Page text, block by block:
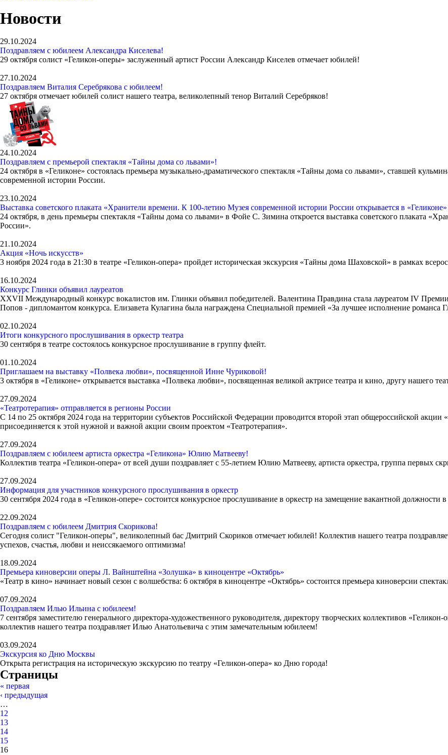
Новости
29.10.2024
Поздравляем с юбилеем Александра Киселева!
29 октября солист «Геликон-оперы» заслуженный артист России Александр Киселев отмечает юбилей!
27.10.2024
Поздравляем Виталия Серебрякова с юбилеем!
27 октября отмечает юбилей солист нашего театра, великолепный тенор Виталий Серебряков!
24.10.2024
Поздравляем с премьерой спектакля «Тайны дома со львами»!
24 октября в «Геликоне» состоялась премьера музыкально-драматического спектакля «Тайны дома со львами», ставшей
современной истории России.
23.10.2024
Выставка советского плаката «Хранители времени. К 100-летию Музея современной истории России открывается в «Геликоне»
24 октября, в день премьеры спектакля «Тайны дома со львами» в Фойе С. Зимина откроется выставка советского плаката
России».
21.10.2024
Акция «Ночь искусств»
3 ноября 2024 года в 21:30 в театре «Геликон-опера» пройдет историческая экскурсия «Тайны дома Шаховской» в рамках
16.10.2024
Конкурс Глинки объявил лауреатов
XXVII Международный конкурс вокалистов им. Глинки объявил победителей. Валентина Правдина стала лауреатом IV
Попов - дипломантом конкурса. Елизавета Кулагина была награждена Специальной премией «За лучшее исполнение романса
02.10.2024
Итоги конкурсного прослушивания в оркестр театра
30 сентября в театре состоялось конкурсное прослушивание в группу флейт.
01.10.2024
Приглашаем на выставку «Полвека любви», посвященной Инне Чуриковой!
3 октября в «Геликоне» открывается выставка «Полвека любви», посвященная великой актрисе театра и кино, другу нашего
27.09.2024
«Театротерапия» отправляется в регионы России
С 14 по 25 октября 2024 года на территории субъектов Российской Федерации проводится второй этап общероссийской
присоединяется к этой нужной и важной акции своим проектом «Театротерапия».
27.09.2024
Поздравляем с юбилеем артиста оркестра «Геликона» Юлию Матвееву!
Коллектив театра «Геликон-опера» от всей души поздравляет с 55-летием Юлию Матвееву, артиста оркестра, группа первых
27.09.2024
Информация для участников конкурсного прослушивания в оркестр
30 сентября 2024 года в «Геликон-опере» состоится конкурсное прослушивание в оркестр на замещение вакантной должности
22.09.2024
Поздравляем с юбилеем Дмитрия Скорикова!
Сегодня солист "Геликон-оперы", великолепный бас Дмитрий Скориков отмечает юбилей! Коллектив нашего театра
успехов, счастья, любви и неиссякаемого оптимизма!
18.09.2024
Премьера киноверсии оперы Л. Вайнштейна «Золушка» в киноцентре «Октябрь»
«Театр в кино» начинает новый сезон с волшебства: 6 октября в киноцентре «Октябрь» состоится премьера киноверсии
07.09.2024
Поздравляем Илью Ильина с юбилеем!
7 сентября заместителю генерального директора-художественного руководителя, директору творческих коллективов
коллектив нашего театра поздравляет Илью Анатольевича с этим замечательным юбилеем!
03.09.2024
Экскурсия ко Дню Москвы
Открыта регистрация на историческую экскурсию по театру «Геликон-опера» ко Дню города!
Страницы
« первая
‹ предыдущая
…
12
13
14
15
16